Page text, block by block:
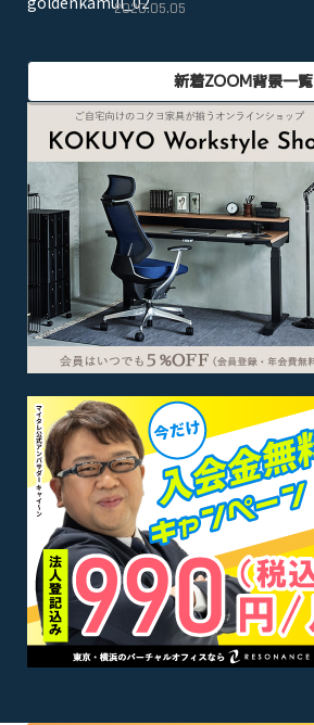
2020.05.05
新着ZOOM背景一覧